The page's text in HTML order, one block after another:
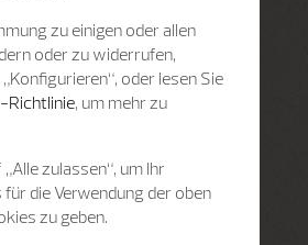
zu einigen oder allen
oder zu widerrufen,
oder lesen Sie
Richtlinie, um mehr zu
zulassen“, um Ihr
für die Verwendung der oben
zu geben.